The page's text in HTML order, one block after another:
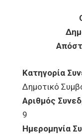
Κατηγορία
Δημοτικό
Αριθμός
9
Ημερομηνία